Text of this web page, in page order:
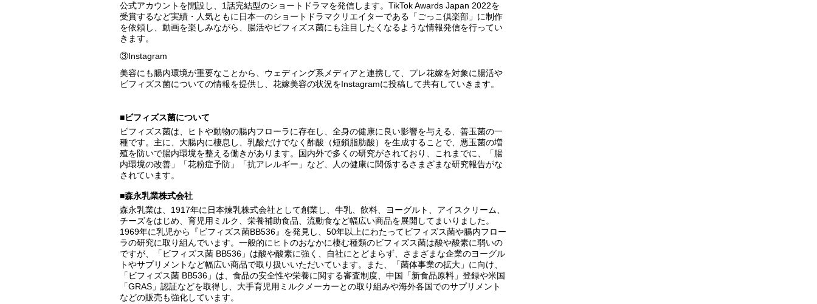
公式アカウントを開設し、1話完結型のショートドラマを発信します。TikTok Awards Japan 2022を
受賞するなど実績・人気ともに日本一のショートドラマクリエイターである「ごっこ倶楽部」に制作
を依頼し、動画を楽しみながら、腸活やビフィズス菌にも注目したくなるような情報発信を行ってい
きます。
③Instagram
美容にも腸内環境が重要なことから、ウェディング系メディアと連携して、プレ花嫁を対象に腸活や
ビフィズス菌についての情報を提供し、花嫁美容の状況をInstagramに投稿して共有していきます。
■ビフィズス菌について
ビフィズス菌は、ヒトや動物の腸内フローラに存在し、全身の健康に良い影響を与える、善玉菌の一
種です。主に、大腸内に棲息し、乳酸だけでなく酢酸（短鎖脂肪酸）を生成することで、悪玉菌の増
殖を防いで腸内環境を整える働きがあります。国内外で多くの研究がされており、これまでに、「腸
内環境の改善」「花粉症予防」「抗アレルギー」など、人の健康に関係するさまざまな研究報告がな
されています。
■森永乳業株式会社
森永乳業は、1917年に日本煉乳株式会社として創業し、牛乳、飲料、ヨーグルト、アイスクリーム、
チーズをはじめ、育児用ミルク、栄養補助食品、流動食など幅広い商品を展開してまいりました。
1969年に乳児から『ビフィズス菌BB536』を発見し、50年以上にわたってビフィズス菌や腸内フロー
ラの研究に取り組んでいます。一般的にヒトのおなかに棲む種類のビフィズス菌は酸や酸素に弱いの
ですが、「ビフィズス菌 BB536」は酸や酸素に強く、自社にとどまらず、さまざまな企業のヨーグル
トやサプリメントなど幅広い商品で取り扱いいただいています。また、「菌体事業の拡大」に向け、
「ビフィズス菌 BB536」は、食品の安全性や栄養に関する審査制度、中国「新食品原料」登録や米国
「GRAS」認証などを取得し、大手育児用ミルクメーカーとの取り組みや海外各国でのサプリメント
などの販売も強化しています。